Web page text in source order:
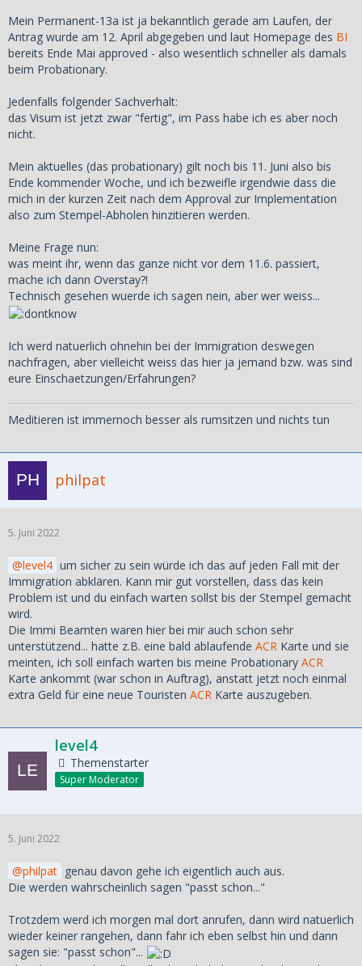
Mein Permanent-13a ist ja bekanntlich gerade am Laufen, der
Antrag wurde am 12. April abgegeben und laut Homepage des BI
bereits Ende Mai approved - also wesentlich schneller als damals
beim Probationary.
Jedenfalls folgender Sachverhalt:
das Visum ist jetzt zwar "fertig", im Pass habe ich es aber noch
nicht.
Mein aktuelles (das probationary) gilt noch bis 11. Juni also bis
Ende kommender Woche, und ich bezweifle irgendwie dass die
mich in der kurzen Zeit nach dem Approval zur Implementation
also zum Stempel-Abholen hinzitieren werden.
Meine Frage nun:
was meint ihr, wenn das ganze nicht vor dem 11.6. passiert,
mache ich dann Overstay?!
Technisch gesehen wuerde ich sagen nein, aber wer weiss...
Ich werd natuerlich ohnehin bei der Immigration deswegen
nachfragen, aber vielleicht weiss das hier ja jemand bzw. was sind
eure Einschaetzungen/Erfahrungen?
Meditieren ist immernoch besser als rumsitzen und nichts tun
philpat
5. Juni 2022
level4 um sicher zu sein würde ich das auf jeden Fall mit der
Immigration abklären. Kann mir gut vorstellen, dass das kein
Problem ist und du einfach warten sollst bis der Stempel gemacht
wird.
Die Immi Beamten waren hier bei mir auch schon sehr
unterstützend... hatte z.B. eine bald ablaufende ACR Karte und sie
meinten, ich soll einfach warten bis meine Probationary ACR
Karte ankommt (war schon in Auftrag), anstatt jetzt noch einmal
extra Geld für eine neue Touristen ACR Karte auszugeben.
level4
Themenstarter
Super Moderator
5. Juni 2022
philpat genau davon gehe ich eigentlich auch aus.
Die werden wahrscheinlich sagen "passt schon..."
Trotzdem werd ich morgen mal dort anrufen, dann wird natuerlich
wieder keiner rangehen, dann fahr ich eben selbst hin und dann
sagen sie: "passt schon"...